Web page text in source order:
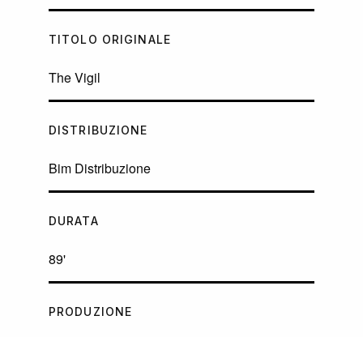
TITOLO ORIGINALE
The Vigil
DISTRIBUZIONE
Bim Distribuzione
DURATA
89'
PRODUZIONE